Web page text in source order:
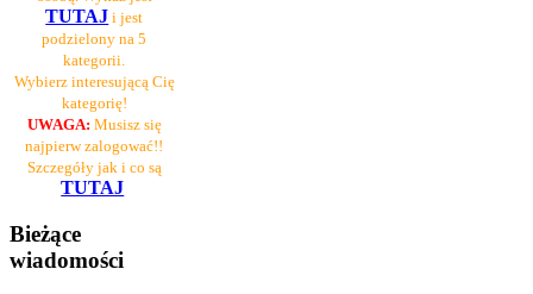
TUTAJ i jest
podzielony na 5
kategorii.
Wybierz interesującą Cię
kategorię!
UWAGA: Musisz się
najpierw zalogować!!
Szczegóły jak i co są
TUTAJ
Bieżące
wiadomości